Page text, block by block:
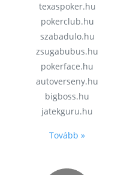
texaspoker.hu
pokerclub.hu
szabadulo.hu
zsugabubus.hu
pokerface.hu
autoverseny.hu
bigboss.hu
jatekguru.hu
Tovább »